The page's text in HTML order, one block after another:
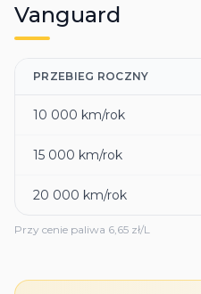
Vanguard
PRZEBIEG ROCZNY
10 000 km/rok
15 000 km/rok
20 000 km/rok
Przy cenie paliwa 6,65 zł/L